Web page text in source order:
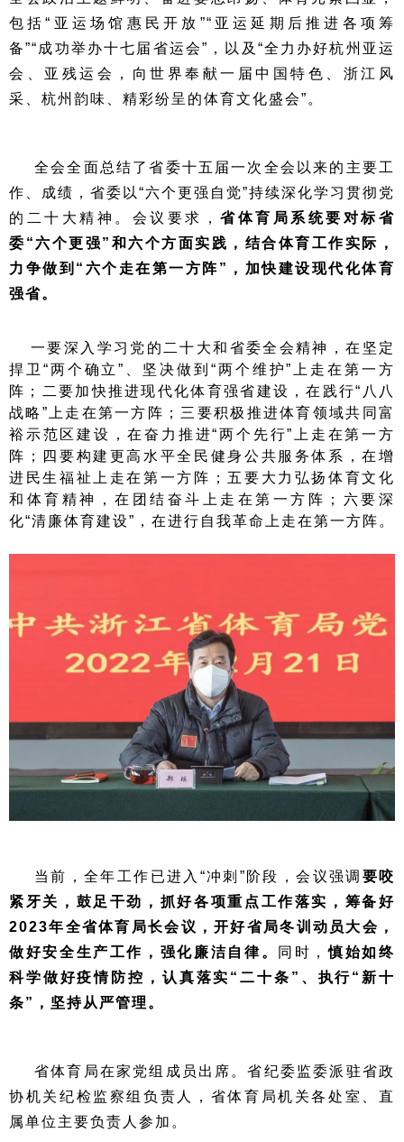
包括“亚运场馆惠民开放”“亚运延期后推进各项筹
备”“成功举办十七届省运会”，以及“全力办好杭州亚运
会、亚残运会，向世界奉献一届中国特色、浙江风
采、杭州韵味、精彩纷呈的体育文化盛会”。
全会全面总结了省委十五届一次全会以来的主要工
作、成绩，省委以“六个更强自觉”持续深化学习贯彻党
的二十大精神。会议要求，省体育局系统要对标省
委“六个更强”和六个方面实践，结合体育工作实际，
力争做到“六个走在第一方阵”，加快建设现代化体育
强省。
一要深入学习党的二十大和省委全会精神，在坚定
捍卫“两个确立”、坚决做到“两个维护”上走在第一方
阵；二要加快推进现代化体育强省建设，在践行“八八
战略”上走在第一方阵；三要积极推进体育领域共同富
裕示范区建设，在奋力推进“两个先行”上走在第一方
阵；四要构建更高水平全民健身公共服务体系，在增
进民生福祉上走在第一方阵；五要大力弘扬体育文化
和体育精神，在团结奋斗上走在第一方阵；六要深
化“清廉体育建设”，在进行自我革命上走在第一方阵。
当前，全年工作已进入“冲刺”阶段，会议强调 要咬
紧牙关，鼓足干劲，抓好各项重点工作落实，筹备好
2023年全省体育局长会议，开好省局冬训动员大会，
做好安全生产工作，强化廉洁自律。
同时，慎始如终
科学做好疫情防控，认真落实“二十条”、执行“新十
条”，坚持从严管理。
省体育局在家党组成员出席。省纪委监委派驻省政
协机关纪检监察组负责人，省体育局机关各处室、直
属单位主要负责人参加。